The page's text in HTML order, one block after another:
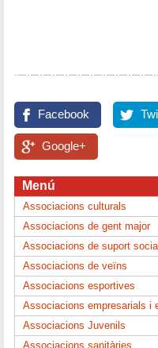
Facebook
Google+
Menú
Associacions culturals
Associacions de gent major
Associacions de suport
Associacions de veïns
Associacions esportives
Associacions empresarials i
Associacions Juvenils
Associacions sanitàries